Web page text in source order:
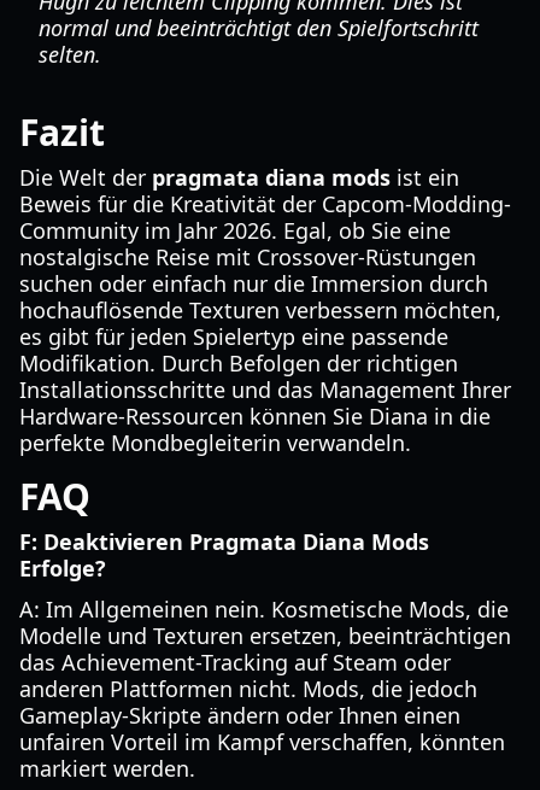
normal und beeinträchtigt den Spielfortschritt
selten.
Fazit
Die Welt der pragmata diana mods ist ein
Beweis für die Kreativität der Capcom-Modding-
Community im Jahr 2026. Egal, ob Sie eine
nostalgische Reise mit Crossover-Rüstungen
suchen oder einfach nur die Immersion durch
hochauflösende Texturen verbessern möchten,
es gibt für jeden Spielertyp eine passende
Modifikation. Durch Befolgen der richtigen
Installationsschritte und das Management Ihrer
Hardware-Ressourcen können Sie Diana in die
perfekte Mondbegleiterin verwandeln.
FAQ
F: Deaktivieren Pragmata Diana Mods
Erfolge?
A: Im Allgemeinen nein. Kosmetische Mods, die
Modelle und Texturen ersetzen, beeinträchtigen
das Achievement-Tracking auf Steam oder
anderen Plattformen nicht. Mods, die jedoch
Gameplay-Skripte ändern oder Ihnen einen
unfairen Vorteil im Kampf verschaffen, könnten
markiert werden.